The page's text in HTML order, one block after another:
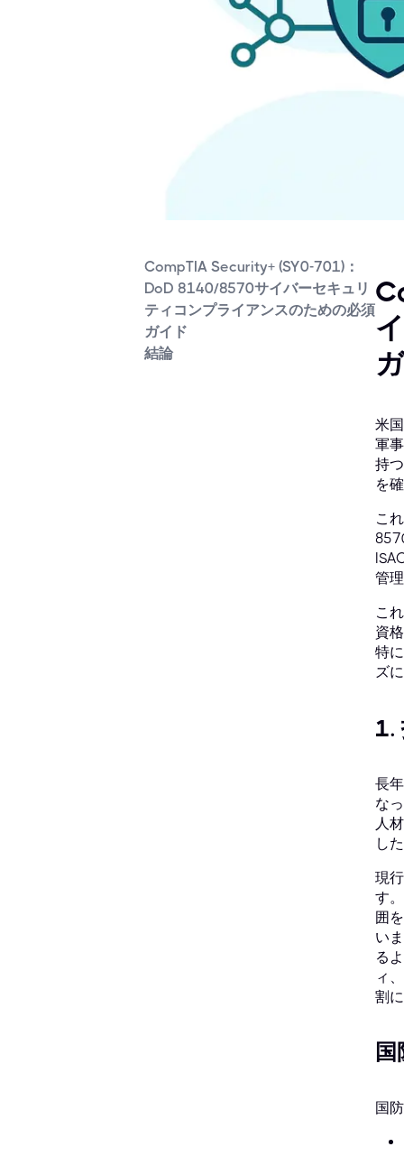
CompTIA Security+ (SY0-701)：
DoD 8140/8570サイバーセキュリ
ティコンプライアンスのための必須
ガイド
結論
米
軍
持
を
こ
管
こ
資
特
ズ
1.
長
な
人
し
現
す
囲
い
る
ィ
割
国